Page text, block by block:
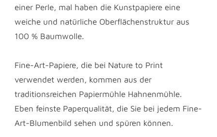
einer Perle, mal haben die Kunstpapiere eine
weiche und natürliche Oberflächenstruktur aus
100 % Baumwolle.
Fine-Art-Papiere, die bei Nature to Print
verwendet werden, kommen aus der
traditionsreichen Papiermühle Hahnenmühle.
Eben feinste Paperqualität, die Sie bei jedem Fine-
Art-Blumenbild sehen und spüren können.